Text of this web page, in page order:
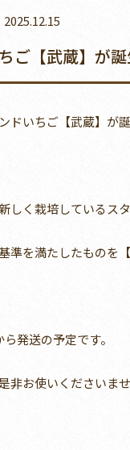
2025.12.15
ご【武蔵】が誕
ドいちご【武蔵】が
しく栽培しているス
準を満たしたものを
発送の予定です。
非お使いくださいませ